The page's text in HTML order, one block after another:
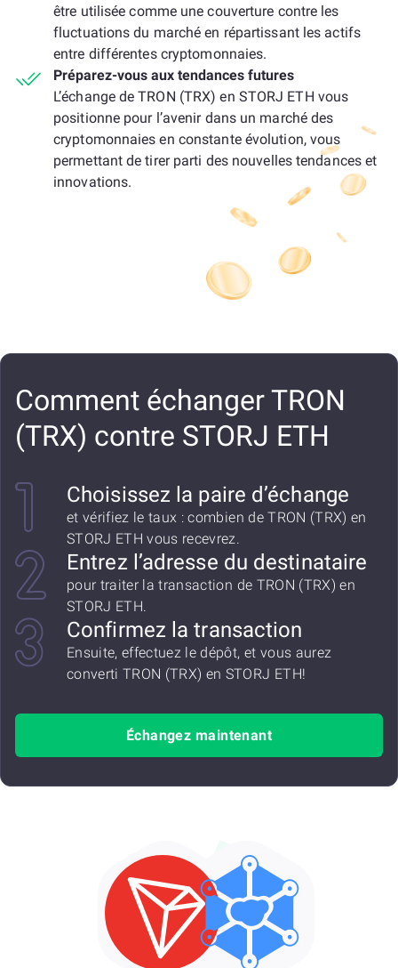
être utilisée comme une couverture contre les
fluctuations du marché en répartissant les actifs
entre différentes cryptomonnaies.
Préparez-vous aux tendances futures
L’échange de TRON (TRX) en STORJ ETH vous
positionne pour l’avenir dans un marché des
cryptomonnaies en constante évolution, vous
permettant de tirer parti des nouvelles tendances et
innovations.
Comment échanger TRON
(TRX) contre STORJ ETH
Choisissez la paire d’échange
et vérifiez le taux : combien de TRON (TRX) en
STORJ ETH vous recevrez.
Entrez l’adresse du destinataire
pour traiter la transaction de TRON (TRX) en
STORJ ETH.
Confirmez la transaction
Ensuite, effectuez le dépôt, et vous aurez
converti TRON (TRX) en STORJ ETH!
Échangez maintenant